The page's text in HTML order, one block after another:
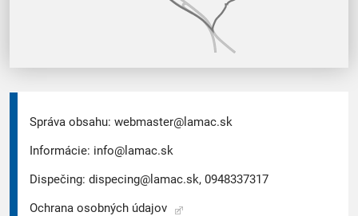
Správa obsahu: webmaster@lamac.sk
Informácie: info@lamac.sk
Dispečing: dispecing@lamac.sk, 0948337317
Ochrana osobných údajov